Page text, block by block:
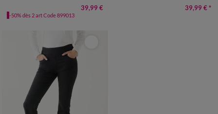
39,99 €
-50% dès 2 art Code 899013
39,99 € *